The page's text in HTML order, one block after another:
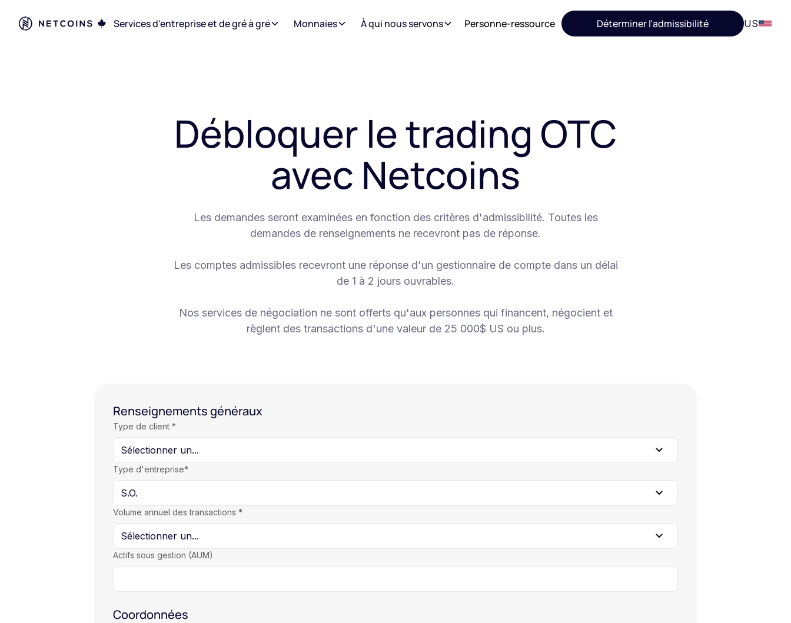
Services d'entreprise et de gré à gré Monnaies À qui nous servons Personne-ressource Déterminer l'admissibilité US
Débloquer le trading OTC
avec Netcoins
Les demandes seront examinées en fonction des critères d'admissibilité. Toutes les
demandes de renseignements ne recevront pas de réponse.
Les comptes admissibles recevront une réponse d'un gestionnaire de compte dans un délai
de 1 à 2 jours ouvrables.
Nos services de négociation ne sont offerts qu'aux personnes qui financent, négocient et
règlent des transactions d'une valeur de 25 000$ US ou plus.
Renseignements généraux
Type de client *
Type d'entreprise*
Volume annuel des transactions *
Actifs sous gestion (AUM)
Coordonnées